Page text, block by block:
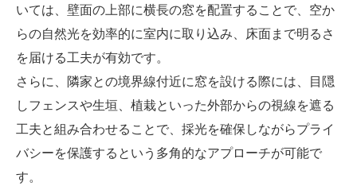
いては、壁面の上部に横長の窓を配置することで、空か
らの自然光を効率的に室内に取り込み、床面まで明るさ
を届ける工夫が有効です。
さらに、隣家との境界線付近に窓を設ける際には、目隠
しフェンスや生垣、植栽といった外部からの視線を遮る
工夫と組み合わせることで、採光を確保しながらプライ
バシーを保護するという多角的なアプローチが可能で
す。